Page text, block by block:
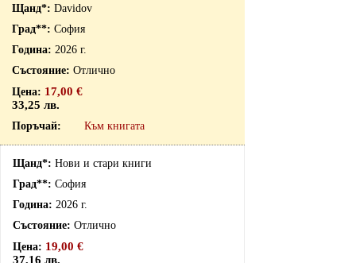
Davidov
София
2026 г.
Отлично
17,00 €
33,25 лв.
Към книгата
Нови и стари книги
София
2026 г.
Отлично
19,00 €
37,16 лв.